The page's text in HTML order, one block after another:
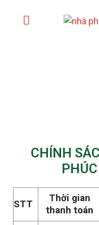
CHÍNH
STT
Thời gian
thanh toán